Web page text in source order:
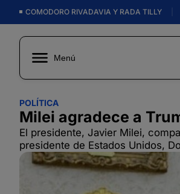
COMODORO RIVADAVIA Y RADA TILLY
Menú
POLÍTICA
Milei agradece a
El presidente, Javier Milei,
presidente de Estados Unidos,